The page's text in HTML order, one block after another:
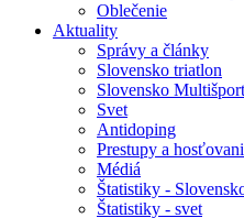
Oblečenie
Aktuality
Správy a články
Slovensko triatlon
Slovensko Multišport
Svet
Antidoping
Prestupy a
Médiá
Štatistiky -
Štatistiky - svet